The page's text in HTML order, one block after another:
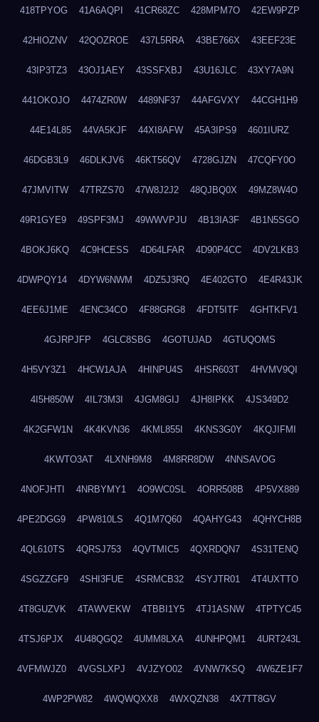
418TPYOG 41A6AQPI 41CR68ZC 428MPM7O 42EW9PZP
42HIOZNV 42QOZROE 437L5RRA 43BE766X 43EEF23E
43IP3TZ3 43OJ1AEY 43SSFXBJ 43U16JLC 43XY7A9N
441OKOJO 4474ZR0W 4489NF37 44AFGVXY 44CGH1H9
44E14L85 44VA5KJF 44XI8AFW 45A3IPS9 4601IURZ
46DGB3L9 46DLKJV6 46KT56QV 4728GJZN 47CQFY0O
47JMVITW 47TRZS70 47W8J2J2 48QJBQ0X 49MZ8W4O
49R1GYE9 49SPF3MJ 49WWVPJU 4B13IA3F 4B1N5SGO
4BOKJ6KQ 4C9HCESS 4D64LFAR 4D90P4CC 4DV2LKB3
4DWPQY14 4DYW6NWM 4DZ5J3RQ 4E402GTO 4E4R43JK
4EE6J1ME 4ENC34CO 4F88GRG8 4FDT5ITF 4GHTKFV1
4GJRPJFP 4GLC8SBG 4GOTUJAD 4GTUQOMS
4H5VY3Z1 4HCW1AJA 4HINPU4S 4HSR603T 4HVMV9QI
4I5H850W 4IL73M3I 4JGM8GIJ 4JH8IPKK 4JS349D2
4K2GFW1N 4K4KVN36 4KML855I 4KNS3G0Y 4KQJIFMI
4KWTO3AT 4LXNH9M8 4M8RR8DW 4NNSAVOG
4NOFJHTI 4NRBYMY1 4O9WC0SL 4ORR508B 4P5VX889
4PE2DGG9 4PW810LS 4Q1M7Q60 4QAHYG43 4QHYCH8B
4QL610TS 4QRSJ753 4QVTMIC5 4QXRDQN7 4S31TENQ
4SGZZGF9 4SHI3FUE 4SRMCB32 4SYJTR01 4T4UXTTO
4T8GUZVK 4TAWVEKW 4TBBI1Y5 4TJ1ASNW 4TPTYC45
4TSJ6PJX 4U48QGQ2 4UMM8LXA 4UNHPQM1 4URT243L
4VFMWJZ0 4VGSLXPJ 4VJZYO02 4VNW7KSQ 4W6ZE1F7
4WP2PW82 4WQWQXX8 4WXQZN38 4X7TT8GV